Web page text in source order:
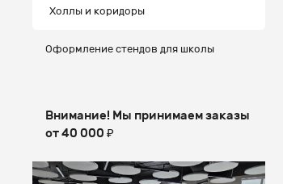
Холлы и коридоры
Оформление стендов для школы
Внимание! Мы принимаем заказы
от 40 000 ₽